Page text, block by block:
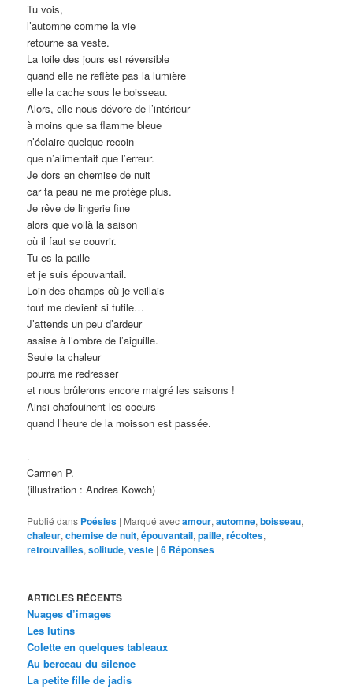
Tu vois,
l’automne comme la vie
retourne sa veste.
La toile des jours est réversible
quand elle ne reflète pas la lumière
elle la cache sous le boisseau.
Alors, elle nous dévore de l’intérieur
à moins que sa flamme bleue
n’éclaire quelque recoin
que n’alimentait que l’erreur.
Je dors en chemise de nuit
car ta peau ne me protège plus.
Je rêve de lingerie fine
alors que voilà la saison
où il faut se couvrir.
Tu es la paille
et je suis épouvantail.
Loin des champs où je veillais
tout me devient si futile…
J’attends un peu d’ardeur
assise à l’ombre de l’aiguille.
Seule ta chaleur
pourra me redresser
et nous brûlerons encore malgré les saisons !
Ainsi chafouinent les coeurs
quand l’heure de la moisson est passée.
.
Carmen P.
(illustration : Andrea Kowch)
Publié dans Poésies | Marqué avecamour,automne,boisseau,
chaleur,chemise de nuit,épouvantail,paille,récoltes,
retrouvailles,solitude,veste |6 Réponses
ARTICLES RÉCENTS
Nuages d’images
Les lutins
Colette en quelques tableaux
Au berceau du silence
La petite fille de jadis